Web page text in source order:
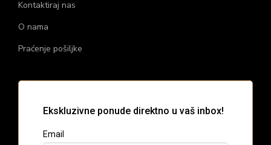
Kontaktiraj nas
O nama
Praćenje pošiljke